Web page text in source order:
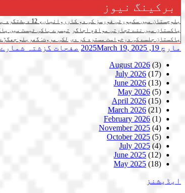
برکینگ نیوز
بلوچستان میں سکیورٹی فورسز کی دو کارروائیاں، 12 دہشتگرد ہلاک، ٹھکانہ بھی تباہ
پاکستان میں نئے تجارتی مواقع اجاگر
تیسرے ہاکی ٹیسٹ میں پاکستان نے جنوبی
پاکستان جلسے کی درخواست مسترد کر دی لکی مروت: گھریلو جھگڑے کے دوران
مارچ 19, 2025 March 19, 2025 صفحات گزشتہ شمارے
August 2026 (3)
July 2026 (17)
June 2026 (13)
May 2026 (5)
April 2026 (15)
March 2026 (21)
February 2026 (1)
November 2025 (4)
October 2025 (5)
July 2025 (4)
June 2025 (12)
May 2025 (18)
ایڈیشنز